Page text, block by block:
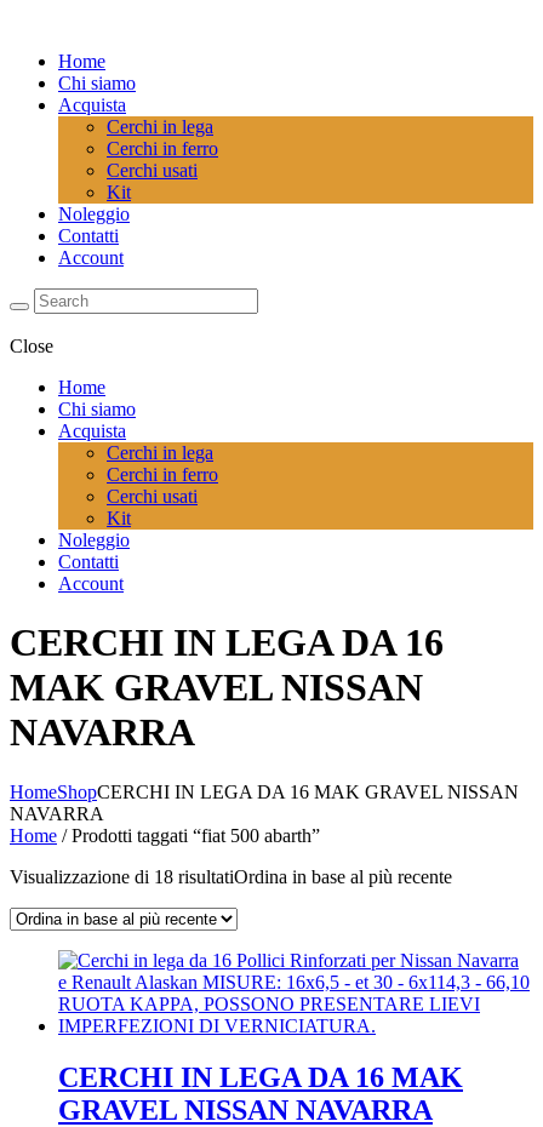
Home
Chi siamo
Acquista
Cerchi in lega
Cerchi in ferro
Cerchi usati
Kit
Noleggio
Contatti
Account
Close
Home
Chi siamo
Acquista
Cerchi in lega
Cerchi in ferro
Cerchi usati
Kit
Noleggio
Contatti
Account
CERCHI IN LEGA DA 16
MAK GRAVEL NISSAN
NAVARRA
HomeShopCERCHI IN LEGA DA 16 MAK GRAVEL NISSAN
NAVARRA
Home / Prodotti taggati “fiat 500 abarth”
Visualizzazione di 18 risultatiOrdina in base al più recente
CERCHI IN LEGA DA 16 MAK
GRAVEL NISSAN NAVARRA